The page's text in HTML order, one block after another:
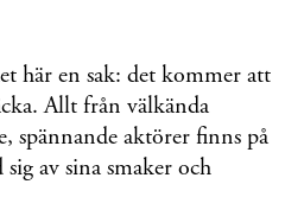
här en sak: det kommer att
Allt från välkända
spännande aktörer finns på
av sina smaker och